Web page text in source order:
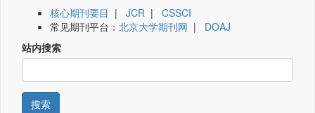
核心期刊要目 | JCR | CSSCI
常见期刊平台： 北京大学期刊网 | DOAJ
站内搜索
搜索